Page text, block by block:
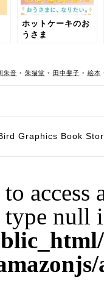
ホットケーキのお
うさま
朱音 • 朱猫堂 • 田中斐子 • 絵本
Graphics Book
access
type null